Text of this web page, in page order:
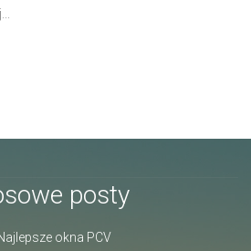
posty
okna PCV